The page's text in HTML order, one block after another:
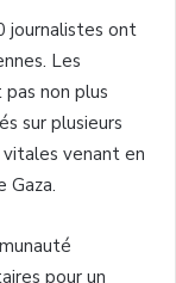
journalistes ont
Les
non plus
sur plusieurs
venant en
Gaza.
pour un